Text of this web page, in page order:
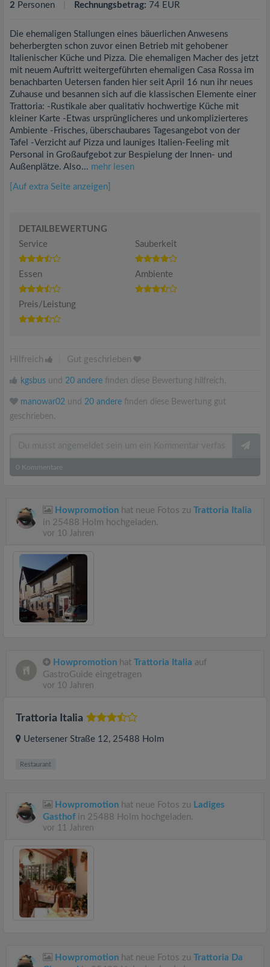
2 Personen Rechnungsbetrag: 74 EUR
Die ehemaligen Stallungen eines bäuerlichen Anwesens
beherbergten schon zuvor einen Betrieb mit gehobener
Italienischer Küche und Pizza. Die ehemaligen Macher des jetzt
mit neuem Auftritt weitergeführten ehemaligen Casa Rossa im
benachbarten Uetersen fanden hier seit April 16 nun ihr neues
Zuhause und besannen sich auf die klassischen Elemente einer
Trattoria: -Rustikale aber qualitativ hochwertige Küche mit
kleiner Karte -Etwas ursprünglicheres und unkomplizierteres
Ambiente -Frisches, überschaubares Tagesangebot von der
Tafel -Verzicht auf Pizza und launiges Italien-Feeling mit
Personal in Großaufgebot zur Bespielung der Innen- und
Außenplätze. Also... mehr lesen
[Auf extra Seite anzeigen]
DETAILBEWERTUNG
Service
Sauberkeit
Essen Ambiente
Preis/Leistung
Hilfreich Gut geschrieben
kgsbus und 20 andere finden diese Bewertung hilfreich.
manowar02 und 20 andere finden diese Bewertung gut
geschrieben.
0 Kommentare
Howpromotion hat neue Fotos zu Trattoria Italia
in 25488 Holm hochgeladen.
vor 10 Jahren
Howpromotion hat Trattoria Italia auf
GastroGuide eingetragen
vor 10 Jahren
Trattoria Italia
Uetersener Straße 12, 25488 Holm
Restaurant
Howpromotion hat neue Fotos zu Ladiges
Gasthof in 25488 Holm hochgeladen.
vor 11 Jahren
Howpromotion hat neue Fotos zu Trattoria Da